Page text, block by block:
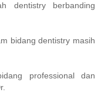
dentistry berbanding
bidang dentistry masih
professional dan